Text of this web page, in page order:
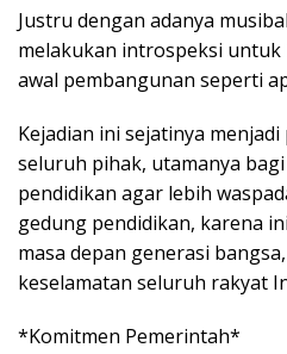
Justru dengan adanya
melakukan introspeksi
awal pembangunan seperti
Kejadian ini sejatinya
seluruh pihak, utamanya
pendidikan agar lebih
gedung pendidikan, karena
masa depan generasi
keselamatan seluruh rakyat
*Komitmen Pemerintah*